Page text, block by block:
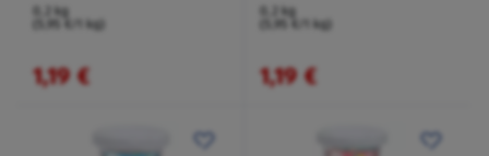
0,2 kg
(5,95 €/1 kg)
1,19 €
0,2 kg
(5,95 €/1 kg)
1,19 €